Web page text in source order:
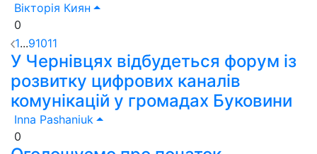
Вікторія Киян
0
1...91011
У Чернівцях відбудеться форум із
розвитку цифрових каналів
комунікацій у громадах Буковини
Inna Pashaniuk
0